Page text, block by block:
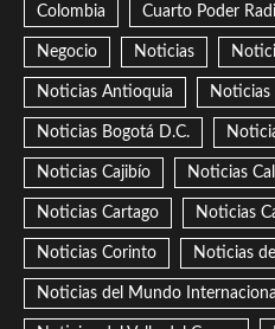
Colombia Cuarto Poder
Negocio Noticias
Noticias Antioquia Noticias
Noticias Bogotá D.C.
Noticias Cajibío Noticias
Noticias Cartago Noticias
Noticias Corinto Noticias
Noticias del Mundo Internacional